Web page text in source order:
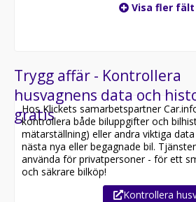
Fukttestad enligt plan.
2022-06-14
2023-10-04
2024-08-27
Denna fina vagn står inte på vår
endast bokade visningar. Ring eller
Vi tar inbyten samt kan hjälpa till
santander, wasa kredit eller
Visa fler fält
Trygg affär - Kontrollera
husvagnens data och
gratis
Hos Klickets samarbetspartner
kontrollera både biluppgifter och
mätarställning) eller andra viktiga
nästa nya eller begagnade bil.
använda för privatpersoner - för ett
och säkrare bilköp!
Kontrollera